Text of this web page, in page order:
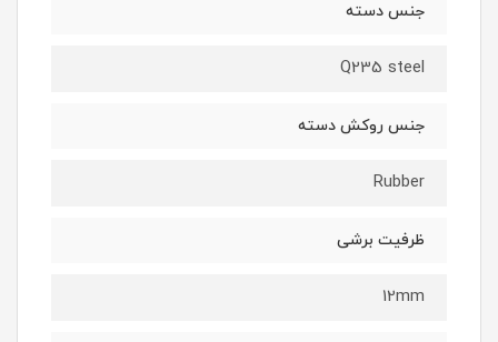
جنس دسته
Q235 steel
جنس روکش دسته
Rubber
ظرفیت برشی
12mm